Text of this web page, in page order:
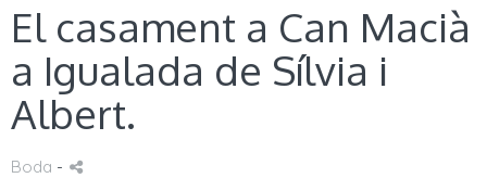
El casament a Can Macià
a Igualada de Sílvia i
Albert.
Boda -